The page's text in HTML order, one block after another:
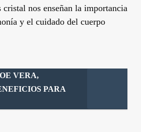
cristal nos enseñan la importancia
y el cuidado del cuerpo
VERA,
PARA